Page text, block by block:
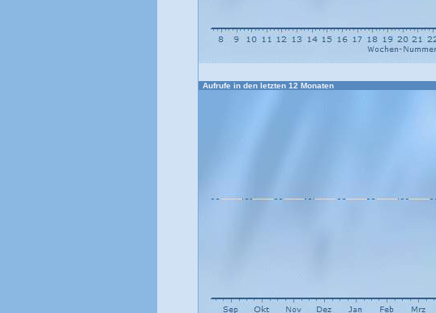
Aufrufe in den letzten 12 Monaten